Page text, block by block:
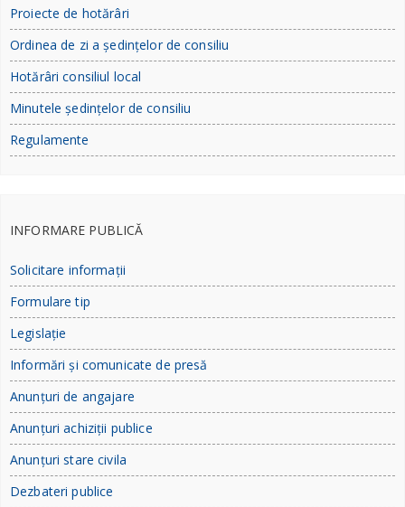
Proiecte de hotărâri
Ordinea de zi a ședințelor de consiliu
Hotărâri consiliul local
Minutele ședințelor de consiliu
Regulamente
INFORMARE PUBLICĂ
Solicitare informații
Formulare tip
Legislație
Informări și comunicate de presă
Anunțuri de angajare
Anunțuri achiziții publice
Anunțuri stare civila
Dezbateri publice